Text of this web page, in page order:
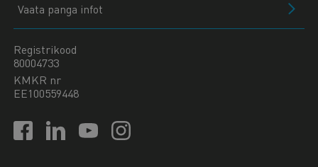
Vaata panga infot
Registrikood
80004733
KMKR nr
EE100559448